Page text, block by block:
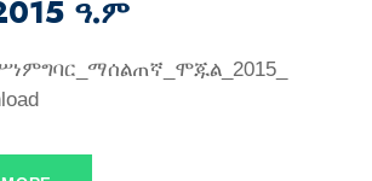
ዓ.ም